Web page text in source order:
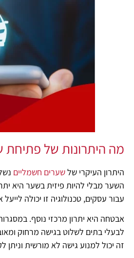
מה היתרונות של
היתרון העיקרי שלשערים חשמליים
השער מבלי להיות פיזית בשער היא
עבור עסקים, טכנולוגיה זו יכולה
אבטחה היא יתרון מרכזי נוסף.
לבעלי בתים לשלוט בגישה מרחוק
זה יכול למנוע גישה לא מורשית